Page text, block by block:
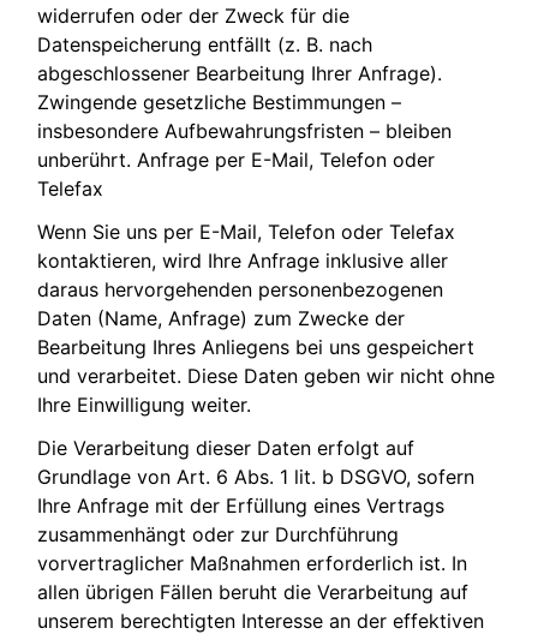
widerrufen oder der Zweck für die
Datenspeicherung entfällt (z. B. nach
abgeschlossener Bearbeitung Ihrer Anfrage).
Zwingende gesetzliche Bestimmungen –
insbesondere Aufbewahrungsfristen – bleiben
unberührt. Anfrage per E-Mail, Telefon oder
Telefax
Wenn Sie uns per E-Mail, Telefon oder Telefax
kontaktieren, wird Ihre Anfrage inklusive aller
daraus hervorgehenden personenbezogenen
Daten (Name, Anfrage) zum Zwecke der
Bearbeitung Ihres Anliegens bei uns gespeichert
und verarbeitet. Diese Daten geben wir nicht ohne
Ihre Einwilligung weiter.
Die Verarbeitung dieser Daten erfolgt auf
Grundlage von Art. 6 Abs. 1 lit. b DSGVO, sofern
Ihre Anfrage mit der Erfüllung eines Vertrags
zusammenhängt oder zur Durchführung
vorvertraglicher Maßnahmen erforderlich ist. In
allen übrigen Fällen beruht die Verarbeitung auf
unserem berechtigten Interesse an der effektiven